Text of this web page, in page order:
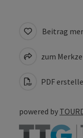
Beitrag
zum
PDF
powered by